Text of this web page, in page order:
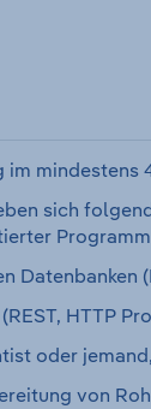
mindestens
sich
Datenbanken
HTTP
oder
von